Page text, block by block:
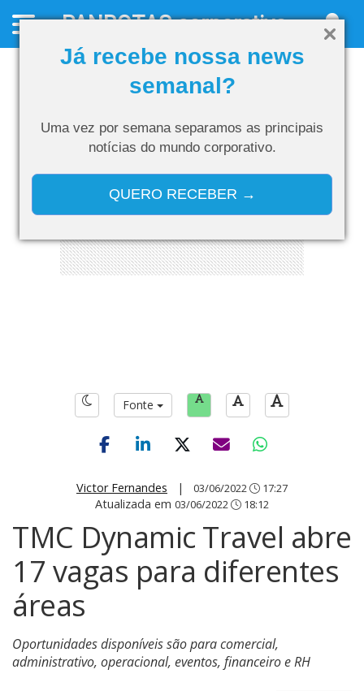
Já recebe nossa news
semanal?
Uma vez por semana separamos as principais
notícias do mundo corporativo.
QUERO RECEBER →
PANROTAScorporativo
Fonte
Victor Fernandes | 03/06/2022 17:27
Atualizada em 03/06/2022 18:12
TMC Dynamic Travel abre
17 vagas para diferentes
áreas
Oportunidades disponíveis são para comercial,
administrativo, operacional, eventos, financeiro e RH